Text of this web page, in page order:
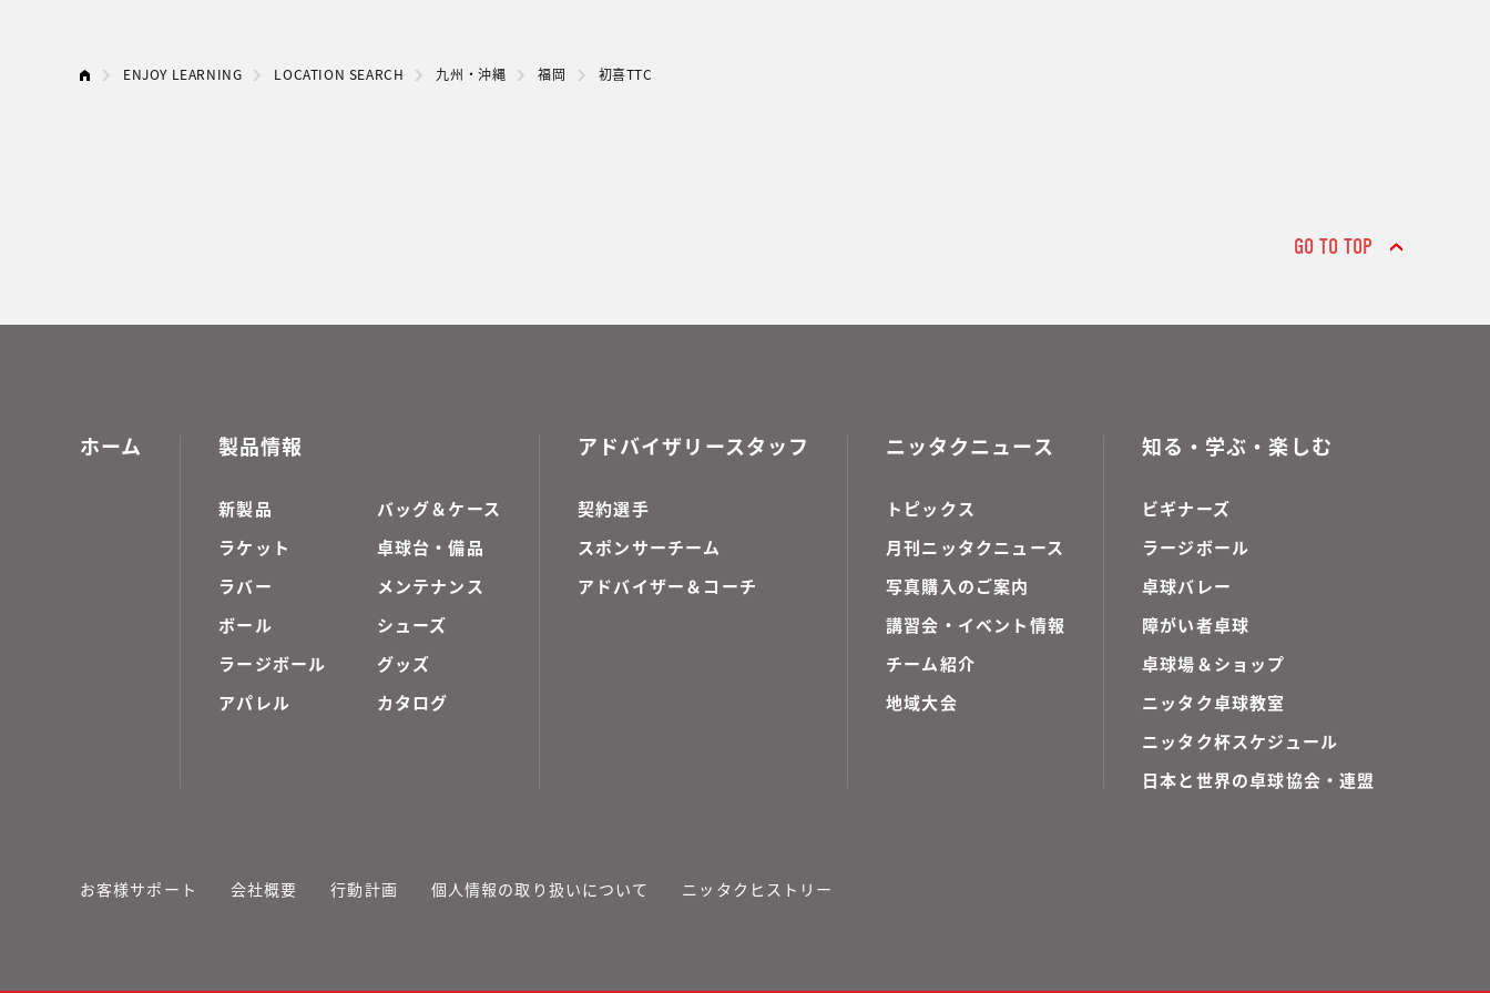
ENJOY LEARNING LOCATION SEARCH 九州・沖縄 福岡 初喜TTC
GO TO TOP
ホーム 製品情報
新製品
バッグ＆ケース
ラケット
卓球台・備品
ラバー
メンテナンス
ボール
シューズ
ラージボール
グッズ
アパレル
カタログ
アドバイザリースタッフ
契約選手
スポンサーチーム
アドバイザー＆コーチ
ニッタクニュース
トピックス
月刊ニッタクニュース
写真購入のご案内
講習会・イベント情報
チーム紹介
地域大会
知る・学ぶ・楽しむ
ビギナーズ
ラージボール
卓球バレー
障がい者卓球
卓球場＆ショップ
ニッタク卓球教室
ニッタク杯スケジュール
日本と世界の卓球協会・連盟
お客様サポート 会社概要 行動計画 個人情報の取り扱いについて ニッタクヒストリー